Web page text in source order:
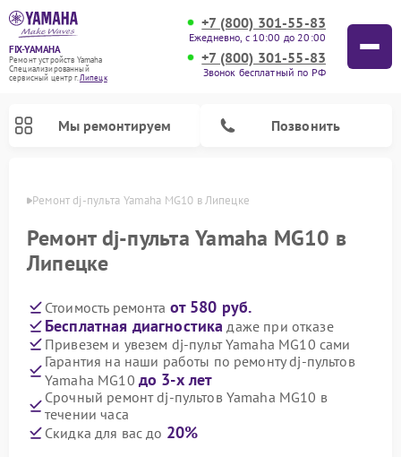
FIX-YAMAHA
Ремонт устройств Yamaha
Специализированный
cервисный центр г.Липецк
+7 (800) 301-55-83
Ежедневно, с 10:00 до 20:00
+7 (800) 301-55-83
Звонок бесплатный по РФ
Мы ремонтируем Позвонить
Ремонт dj-пульта Yamaha MG10 в Липецке
Ремонт dj-пульта Yamaha MG10 в
Липецке
Стоимость ремонта от 580 руб.
Бесплатная диагностика даже при отказе
Привезем и увезем dj-пульт Yamaha MG10 сами
Гарантия на наши работы по ремонту dj-пультов
Yamaha MG10 до 3-х лет
Срочный ремонт dj-пультов Yamaha MG10 в
течении часа
Скидка для вас до 20%